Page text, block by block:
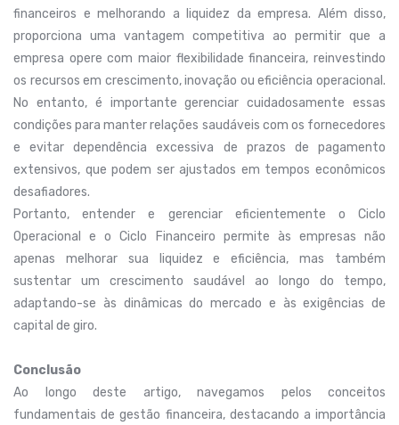
financeiros e melhorando a liquidez da empresa. Além disso,
proporciona uma vantagem competitiva ao permitir que a
empresa opere com maior flexibilidade financeira, reinvestindo
os recursos em crescimento, inovação ou eficiência operacional.
No entanto, é importante gerenciar cuidadosamente essas
condições para manter relações saudáveis com os fornecedores
e evitar dependência excessiva de prazos de pagamento
extensivos, que podem ser ajustados em tempos econômicos
desafiadores.
Portanto, entender e gerenciar eficientemente o Ciclo
Operacional e o Ciclo Financeiro permite às empresas não
apenas melhorar sua liquidez e eficiência, mas também
sustentar um crescimento saudável ao longo do tempo,
adaptando-se às dinâmicas do mercado e às exigências de
capital de giro.
Conclusão
Ao longo deste artigo, navegamos pelos conceitos
fundamentais de gestão financeira, destacando a importância